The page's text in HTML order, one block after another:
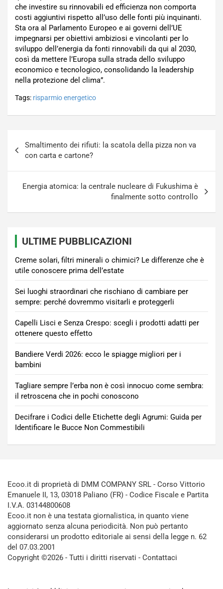
che investire su rinnovabili ed efficienza non comporta
costi aggiuntivi rispetto all’uso delle fonti più inquinanti.
Sta ora al Parlamento Europeo e ai governi dell’UE
impegnarsi per obiettivi ambiziosi e vincolanti per lo
sviluppo dell’energia da fonti rinnovabili da qui al 2030,
così da mettere l’Europa sulla strada dello sviluppo
economico e tecnologico, consolidando la leadership
nella protezione del clima”.
Tags: risparmio energetico
articoli
Smaltimento dei rifiuti: la scatola della pizza non va
con carta e cartone?
Energia atomica: la centrale nucleare di Fukushima è
finalmente sotto controllo
ULTIME PUBBLICAZIONI
Creme solari, filtri minerali o chimici? Le differenze che è
utile conoscere prima dell’estate
Sei luoghi straordinari che rischiano di cambiare per
sempre: perché dovremmo visitarli e proteggerli
Capelli Lisci e Senza Crespo: scegli i prodotti adatti per
ottenere questo effetto
Bandiere Verdi 2026: ecco le spiagge migliori per i
bambini
Tagliare sempre l’erba non è così innocuo come sembra:
il retroscena che in pochi conoscono
Decifrare i Codici delle Etichette degli Agrumi: Guida per
Identificare le Bucce Non Commestibili
Ecoo.it di proprietà di DMM COMPANY SRL - Corso Vittorio
Emanuele II, 13, 03018 Paliano (FR) - Codice Fiscale e Partita
I.V.A. 03144800608
Ecoo.it non è una testata giornalistica, in quanto viene
aggiornato senza alcuna periodicità. Non può pertanto
considerarsi un prodotto editoriale ai sensi della legge n. 62
del 07.03.2001
Copyright ©2026 - Tutti i diritti riservati - Contattaci